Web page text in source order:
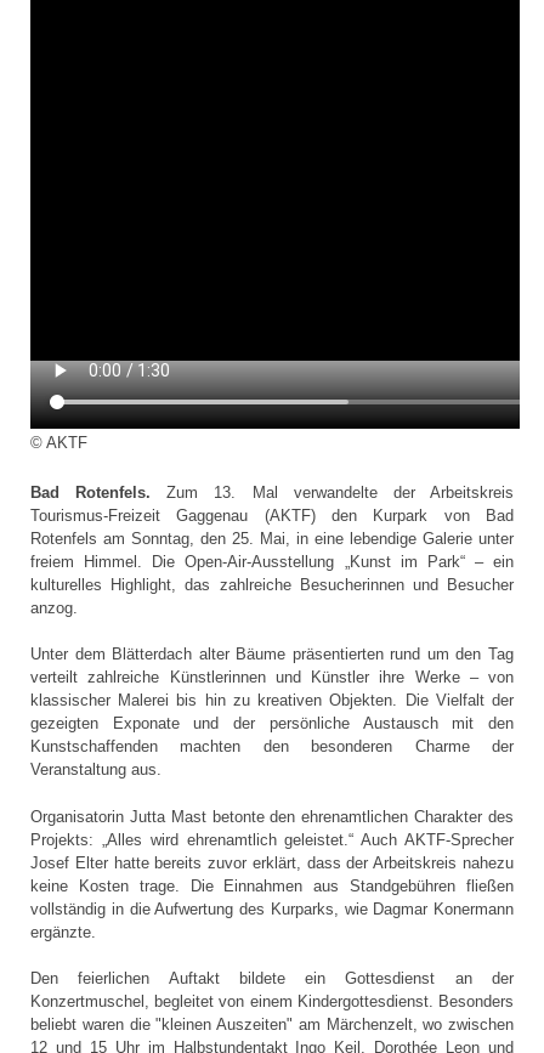
© AKTF
Bad Rotenfels. Zum 13. Mal verwandelte der Arbeitskreis
Tourismus-Freizeit Gaggenau (AKTF) den Kurpark von Bad
Rotenfels am Sonntag, den 25. Mai, in eine lebendige Galerie unter
freiem Himmel. Die Open-Air-Ausstellung „Kunst im Park“ – ein
kulturelles Highlight, das zahlreiche Besucherinnen und Besucher
anzog.
Unter dem Blätterdach alter Bäume präsentierten rund um den Tag
verteilt zahlreiche Künstlerinnen und Künstler ihre Werke – von
klassischer Malerei bis hin zu kreativen Objekten. Die Vielfalt der
gezeigten Exponate und der persönliche Austausch mit den
Kunstschaffenden machten den besonderen Charme der
Veranstaltung aus.
Organisatorin Jutta Mast betonte den ehrenamtlichen Charakter des
Projekts: „Alles wird ehrenamtlich geleistet.“ Auch AKTF-Sprecher
Josef Elter hatte bereits zuvor erklärt, dass der Arbeitskreis nahezu
keine Kosten trage. Die Einnahmen aus Standgebühren fließen
vollständig in die Aufwertung des Kurparks, wie Dagmar Konermann
ergänzte.
Den feierlichen Auftakt bildete ein Gottesdienst an der
Konzertmuschel, begleitet von einem Kindergottesdienst. Besonders
beliebt waren die "kleinen Auszeiten" am Märchenzelt, wo zwischen
12 und 15 Uhr im Halbstundentakt Ingo Keil, Dorothée Leon und